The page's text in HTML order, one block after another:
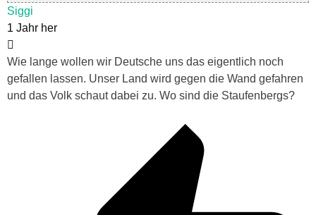
Siggi
1 Jahr her
Wie lange wollen wir Deutsche uns das eigentlich noch
gefallen lassen. Unser Land wird gegen die Wand gefahren
und das Volk schaut dabei zu. Wo sind die Staufenbergs?